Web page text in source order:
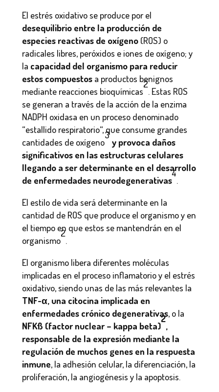
El estrés oxidativo se produce por el
desequilibrio entre la producción de
especies reactivas de oxígeno (ROS) o
radicales libres, peróxidos e iones de oxígeno; y
la capacidad del organismo para reducir
estos compuestosa productos benignos
mediante reacciones bioquímicas
2
. Estas ROS
se generan a través de la acción de la enzima
NADPH oxidasa en un proceso denominado
“estallido respiratorio“, que consume grandes
cantidades de oxígeno
3
y provoca daños
significativos en las estructuras celulares
llegando a ser determinante en el desarrollo
de enfermedades neurodegenerativas
4
.
El estilo de vida será determinante en la
cantidad de ROS que produce el organismo y en
el tiempo en que estos se mantendrán en el
organismo
2
.
El organismo libera diferentes moléculas
implicadas en el proceso inflamatorio y el estrés
oxidativo, siendo unas de las más relevantes la
TNF-α, una citocina implicada en
enfermedades crónico degenerativas, o la
NFKß (factor nuclear – kappa beta)
2
,
responsable de la expresión mediante la
regulación de muchos genes en la respuesta
inmune, la adhesión celular, la diferenciación, la
proliferación, la angiogénesis y la apoptosis.